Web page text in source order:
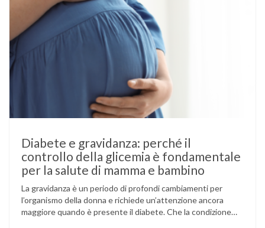
Diabete e gravidanza: perché il
controllo della glicemia è fondamentale
per la salute di mamma e bambino
La gravidanza è un periodo di profondi cambiamenti per
l’organismo della donna e richiede un’attenzione ancora
maggiore quando è presente il diabete. Che la condizione